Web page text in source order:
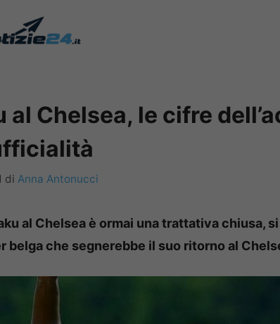
al Chelsea, le cifre
di Anna Antonucci
al Chelsea è ormai una trattativa chiusa,
belga che segnerebbe il suo ritorno al